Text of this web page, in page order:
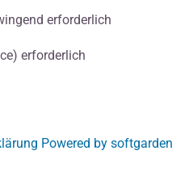
erforderlich
erforderlich
Powered by softgarden